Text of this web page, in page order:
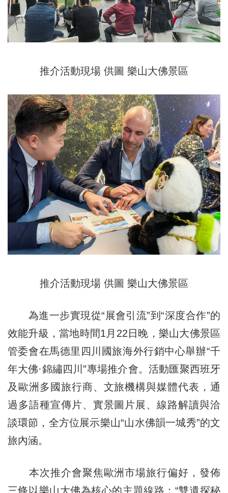
推介活動現場 供圖 樂山大佛景區
推介活動現場 供圖 樂山大佛景區
為進一步實現從“展會引流”到“深度合作”的
效能升級，當地時間1月22日晚，樂山大佛景區
管委會在馬德里四川國旅海外行銷中心舉辦“千
年大佛·錦繡四川”專場推介會。活動匯聚西班牙
及歐洲多國旅行商、文旅機構與媒體代表，通
過多語種宣傳片、實景圖片展、線路解讀與洽
談環節，全方位展示樂山“山水佛韻一城秀”的文
旅內涵。
本次推介會聚焦歐洲市場旅行偏好，發佈
三條以樂山大佛為核心的主題線路：“雙遺探秘